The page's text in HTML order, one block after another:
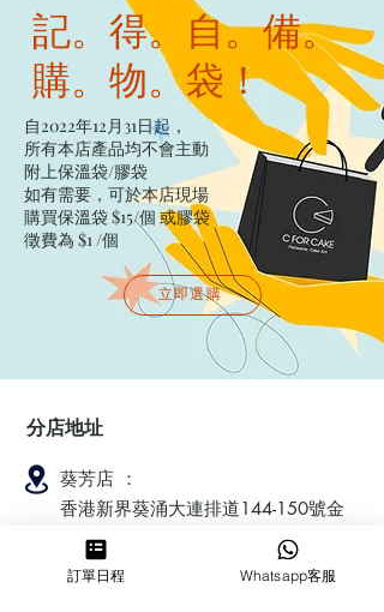
記。得。自。備。
購。物。袋！
自2022年12月31日起，
所有本店產品均不會主動
附上保溫袋/膠袋​
如有需要，可於本店現場
購買保溫袋 $15/個​ 或膠袋
徵費為 $1 /個
立即選購
分店地址
葵芳店 ：
香港新界葵涌大連排道144-150號金
豐工業大廈第一期23樓F室
訂單日程 Whatsapp客服